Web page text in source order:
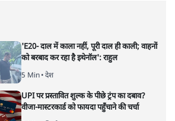
अगली खबर लोड हो रही है...